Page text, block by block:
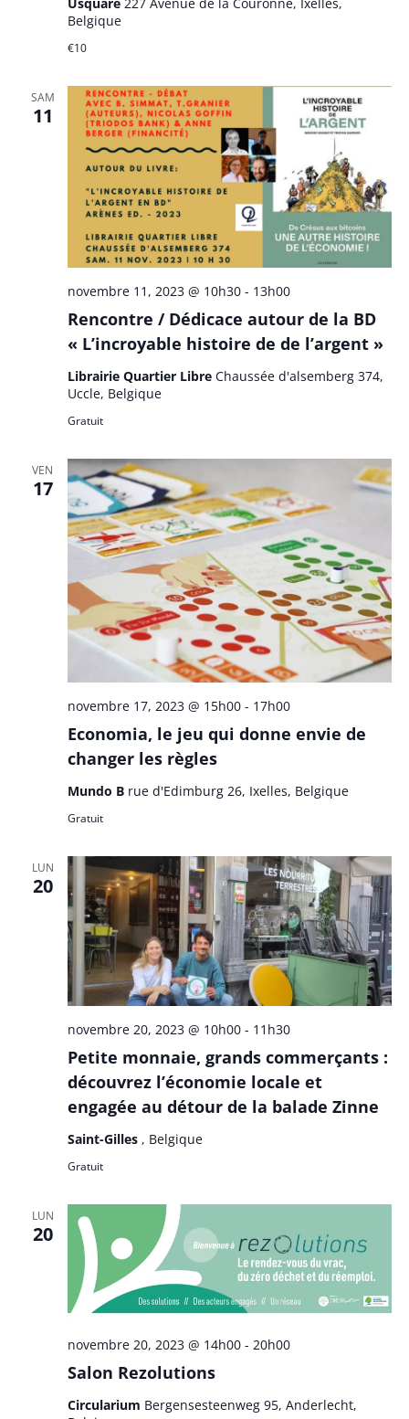
Belgique
€10
SAM
11
Rencontre / Dédicace autour de la BD
« L’incroyable histoire de de l’argent »
novembre 11, 2023 @ 10h30- 13h00
Librairie Quartier Libre Chaussée d'alsemberg 374,
Uccle, Belgique
Gratuit
VEN
17
Economia, le jeu qui donne envie de
changer les règles
novembre 17, 2023 @ 15h00- 17h00
Mundo B rue d'Edimburg 26, Ixelles, Belgique
Gratuit
LUN
20
Petite monnaie, grands commerçants :
découvrez l’économie locale et
engagée au détour de la balade Zinne
novembre 20, 2023 @ 10h00- 11h30
Saint-Gilles , Belgique
Gratuit
LUN
20
Salon Rezolutions
novembre 20, 2023 @ 14h00- 20h00
Circularium Bergensesteenweg 95, Anderlecht,